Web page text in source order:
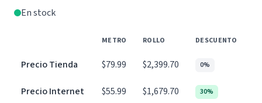
En stock
METRO ROLLO DESCUENTO
Precio Tienda $79.99 $2,399.70 0%
Precio Internet $55.99 $1,679.70 30%